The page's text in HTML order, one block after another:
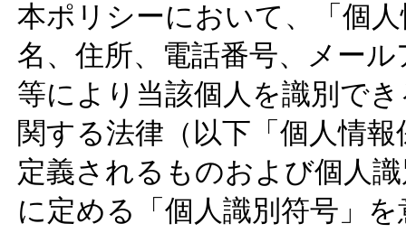
本ポリシーにおいて、「個
名、住所、電話番号、メー
等により当該個人を識別で
関する法律（以下「個人情
定義されるものおよび個人
に定める「個人識別符号」